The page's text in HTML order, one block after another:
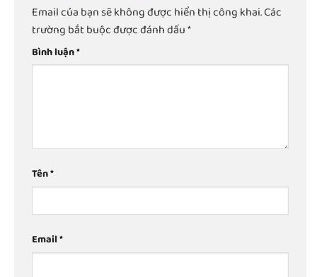
Email của bạn sẽ không được hiển thị công khai.Các
trường bắt buộc được đánh dấu*
Bình luận*
Tên*
Email*